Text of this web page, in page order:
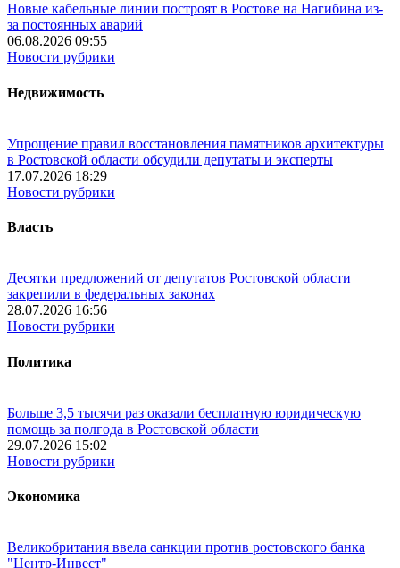
Новые кабельные линии построят в Ростове на Нагибина из-
за постоянных аварий
06.08.2026 09:55
Новости рубрики
Недвижимость
Упрощение правил восстановления памятников архитектуры
в Ростовской области обсудили депутаты и эксперты
17.07.2026 18:29
Новости рубрики
Власть
Десятки предложений от депутатов Ростовской области
закрепили в федеральных законах
28.07.2026 16:56
Новости рубрики
Политика
Больше 3,5 тысячи раз оказали бесплатную юридическую
помощь за полгода в Ростовской области
29.07.2026 15:02
Новости рубрики
Экономика
Великобритания ввела санкции против ростовского банка
"Центр-Инвест"